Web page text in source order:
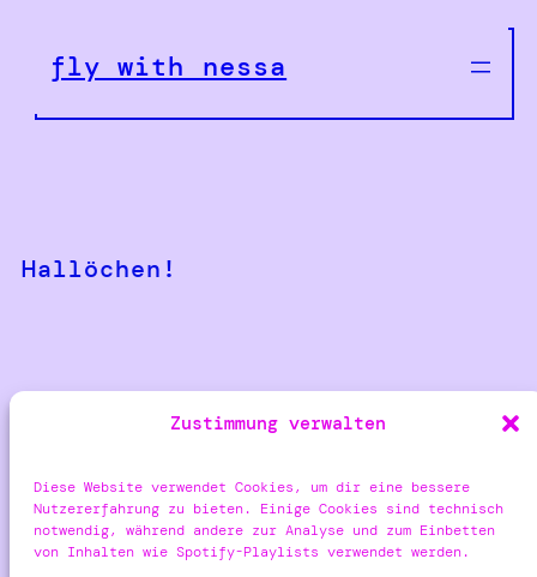
Zustimmung verwalten
Diese Website verwendet Cookies, um dir eine bessere
Nutzererfahrung zu bieten. Einige Cookies sind technisch
notwendig, während andere zur Analyse und zum Einbetten
von Inhalten wie Spotify-Playlists verwendet werden.
springenfly with nessa
Hallöchen!
Bühne,
Meine Gedanken, mein Herz, mein Wissen,
meine Welt reicht vom Pixel bis zum letzten Post.“
-Inspired by Sido – Mein Block